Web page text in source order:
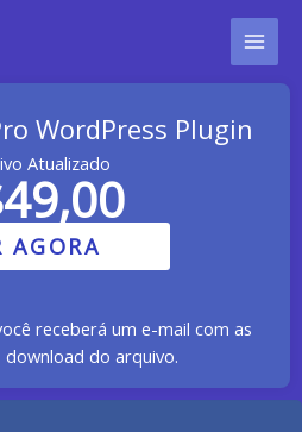
WordPress Plugin
Atualizado
49,00
AGORA
receberá um e-mail com as
do arquivo.